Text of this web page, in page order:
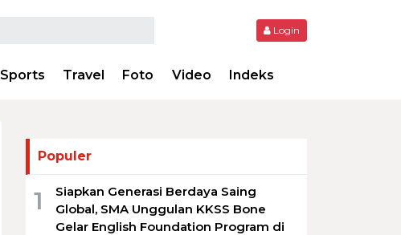
Login
Sports Travel Foto Video Indeks
Populer
1
Siapkan Generasi Berdaya Saing
Global, SMA Unggulan KKSS Bone
Gelar English Foundation Program di